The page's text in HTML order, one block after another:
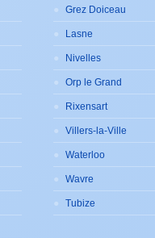
Grez Doiceau
Lasne
Nivelles
Orp le Grand
Rixensart
Villers-la-Ville
Waterloo
Wavre
Tubize